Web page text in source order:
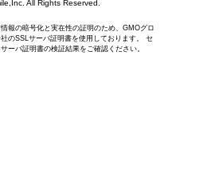
All Rights Reserved.
報の暗号化と実在性の証明のため、GMOグロ
のSSLサーバ証明書を使用しております。 セ
ーバ証明書の検証結果をご確認ください。